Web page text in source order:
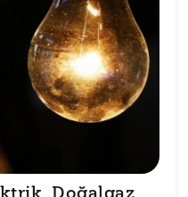
Doğalgaz